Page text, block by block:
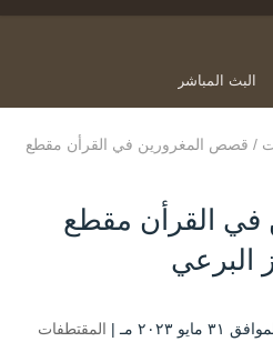
البث المباشر
/ قصص المغرورين في القرأن مقطع
القرأن مقطع
البرعي
المقتطفات